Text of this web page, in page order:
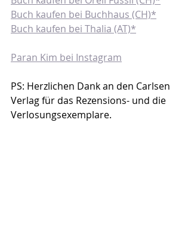
Buch kaufen bei Buchhaus (CH)*
Buch kaufen bei Thalia (AT)*
Paran Kim bei Instagram
PS: Herzlichen Dank an den Carlsen
Verlag für das Rezensions- und die
Verlosungsexemplare.